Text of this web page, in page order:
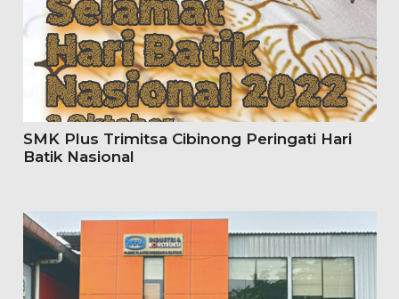
SMK Plus Trimitsa Cibinong Peringati Hari
Batik Nasional